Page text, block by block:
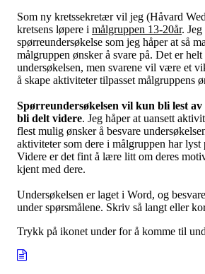
Som ny kretssekretær vil jeg (Håvard
kretsens løpere i målgruppen 13-20år.
spørreundersøkelse som jeg håper at så
målgruppen ønsker å svare på. Det er
undersøkelsen, men svarene vil være et
å skape aktiviteter tilpasset målgruppens
Spørreundersøkelsen vil kun bli lest
bli delt videre. Jeg håper at uansett
flest mulig ønsker å besvare
aktiviteter som dere i målgruppen har
Videre er det fint å lære litt om deres
kjent med dere.
Undersøkelsen er laget i Word, og
under spørsmålene. Skriv så langt eller
Trykk på ikonet under for å komme til